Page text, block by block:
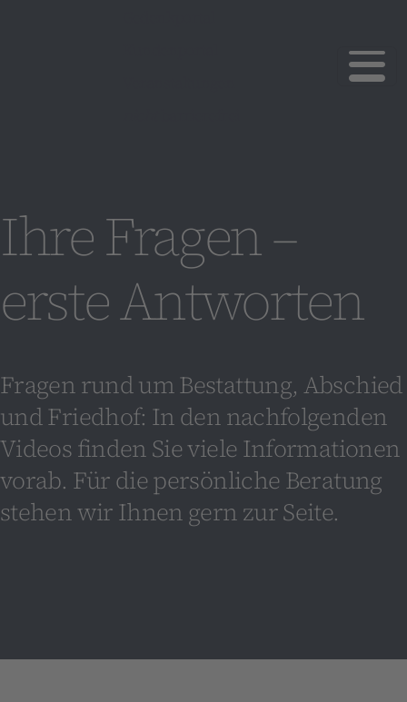
Ihre Fragen –
erste Antworten
Fragen rund um Bestattung, Abschied
und Friedhof: In den nachfolgenden
Videos finden Sie viele Informationen
vorab. Für die persönliche Beratung
stehen wir Ihnen gern zur Seite.